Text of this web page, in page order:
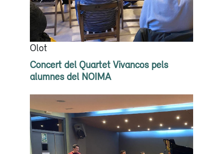
Olot
Concert del Quartet Vivancos pels
alumnes del NOIMA